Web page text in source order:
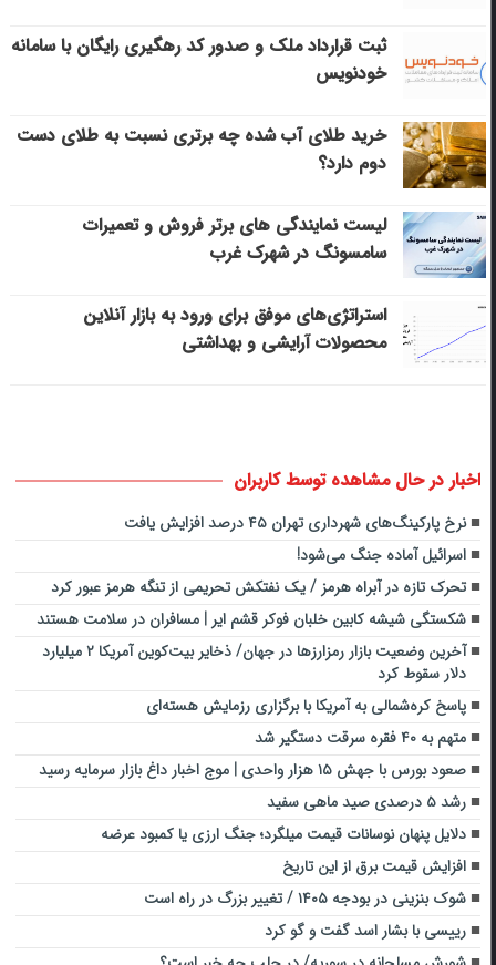
ثبت قرارداد ملک و صدور کد رهگیری رایگان با سامانه
خودنویس
خرید طلای آب شده چه برتری نسبت به طلای دست
دوم دارد؟
لیست نمایندگی های برتر فروش و تعمیرات
سامسونگ در شهرک غرب
استراتژی‌های موفق برای ورود به بازار آنلاین
محصولات آرایشی و بهداشتی
اخبار در حال مشاهده توسط کاربران
نرخ پارکینگ‌های شهرداری تهران ۴۵ درصد افزایش یافت
اسرائیل آماده جنگ می‌شود!
تحرک تازه در آبراه هرمز / یک نفتکش تحریمی از تنگه هرمز عبور کرد
شکستگی شیشه کابین خلبان فوکر قشم ایر | مسافران در سلامت هستند
آخرین وضعیت بازار رمزارزها در جهان/ ذخایر بیت‌کوین آمریکا ۲ میلیارد
دلار سقوط کرد
پاسخ کره‌شمالی به آمریکا با برگزاری رزمایش هسته‌ای
متهم به ۴۰ فقره سرقت دستگیر شد
صعود بورس با جهش ۱۵ هزار واحدی | موج اخبار داغ بازار سرمایه رسید
رشد ۵ درصدی صید ماهی سفید
دلایل پنهان نوسانات قیمت میلگرد؛ جنگ ارزی یا کمبود عرضه
افزایش قیمت برق از این تاریخ
شوک بنزینی در بودجه ۱۴۰۵ / تغییر بزرگ در راه است
رییسی با بشار اسد گفت و گو کرد